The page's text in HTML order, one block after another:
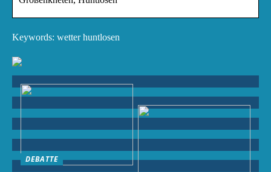
Keywords: wetter huntlosen
DEBATTE